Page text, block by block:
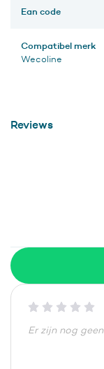
Ean code
Compatibel merk
Wecoline
Reviews
Er zijn nog